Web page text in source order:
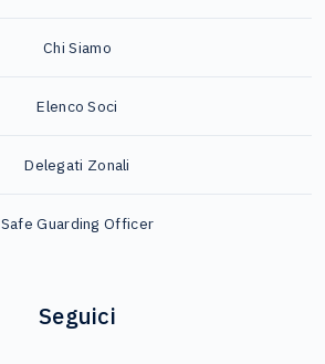
Chi Siamo
Elenco Soci
Delegati Zonali
Safe Guarding Officer
Seguici